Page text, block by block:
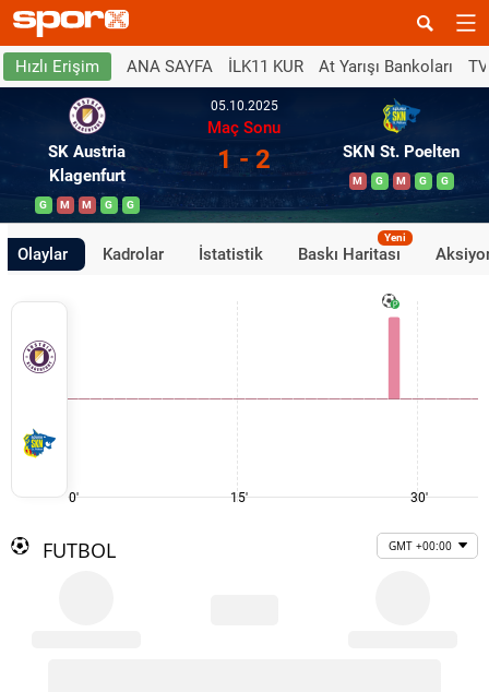
Hızlı Erişim ANA SAYFA İLK11 KUR At Yarışı Bankoları
SK Austria
Klagenfurt
G M M G G
05.10.2025
Maç Sonu
1 - 2 SKN St. Poelten
M G M G G
Olaylar Kadrolar İstatistik Baskı Haritası
Yeni
0' 15' 30'
FUTBOL GMT +00:00